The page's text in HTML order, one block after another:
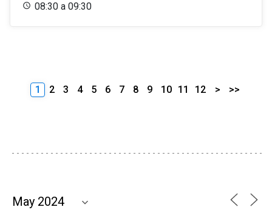
08:30 a 09:30
1 2 3 4 5 6 7 8 9 10 11 12 > >>